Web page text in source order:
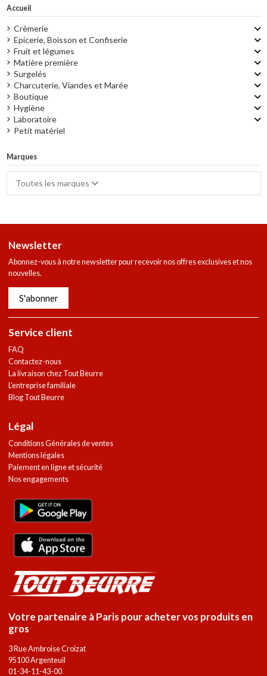
Accueil
Crèmerie
Epicerie, Boisson et Confiserie
Fruit et légumes
Matière première
Surgelés
Charcuterie, Viandes et Marée
Boutique
Hygiène
Laboratoire
Petit matériel
Marques
Toutes les marques
Newsletter
Abonnez-vous à notre newsletter pour recevoir nos offres exclusives et nos
nouvelles.
S'abonner
Service client
FAQ
Contactez-nous
La livraison chez Tout Beurre
L'entreprise familiale
Blog Tout Beurre
Légal
Conditions Générales de ventes
Mentions légales
Paiement en ligne et sécurité
Nos engagements
Votre partenaire à Paris pour acheter vos produits en
gros
3 Rue Ambroise Croizat
95100 Argenteuil
01-34-11-43-00